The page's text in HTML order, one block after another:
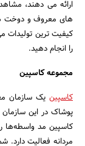
ارائه می دهند،
های معروف و دوخت
کیفیت ترین تولیدات
را انجام دهید.
مجموعه کاسپین
کاسپین یک سازمان
پوشاک در این سازمان
کاسپین مد واسطه‌ها را
مردانه فعالیت دارد.